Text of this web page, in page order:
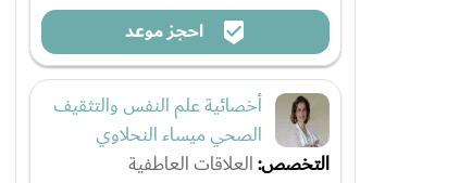
احجز موعد
أخصائية علم النفس والتثقيف
الصحي ميساء النحلاوي
التخصص:العلاقات العاطفية